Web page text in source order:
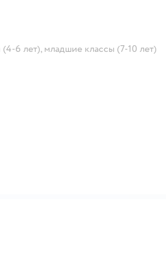
6 лет),младшие классы (7-10 лет)